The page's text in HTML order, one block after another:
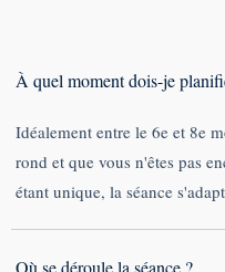
À quel moment dois-je
Idéalement entre le 6e et 8e
rond et que vous n'êtes pas
étant unique, la séance